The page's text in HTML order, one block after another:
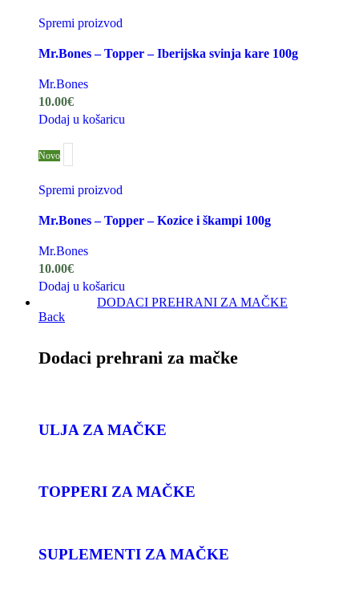
Spremi proizvod
Mr.Bones – Topper – Iberijska svinja kare 100g
Mr.Bones
10.00€
Dodaj u košaricu
Novo
Spremi proizvod
Mr.Bones – Topper – Kozice i škampi 100g
Mr.Bones
10.00€
Dodaj u košaricu
DODACI PREHRANI ZA MAČKE
Back
Dodaci prehrani za mačke
ULJA ZA MAČKE
TOPPERI ZA MAČKE
SUPLEMENTI ZA MAČKE